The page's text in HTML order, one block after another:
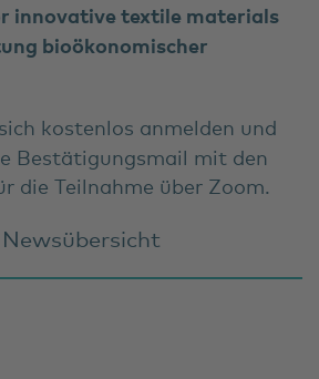
innovative textile materials
bioökonomischer
kostenlos anmelden und
Bestätigungsmail mit den
die Teilnahme über Zoom.